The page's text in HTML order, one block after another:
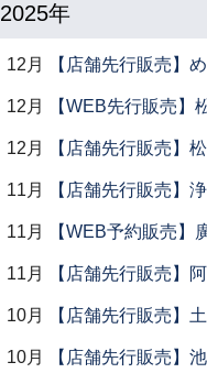
2025年
12月 【店舗先行販売】
12月 【WEB先行販売】
12月 【店舗先行販売】
11月 【店舗先行販売】
11月 【WEB予約販売】
11月 【店舗先行販売】
10月 【店舗先行販売】
10月 【店舗先行販売】